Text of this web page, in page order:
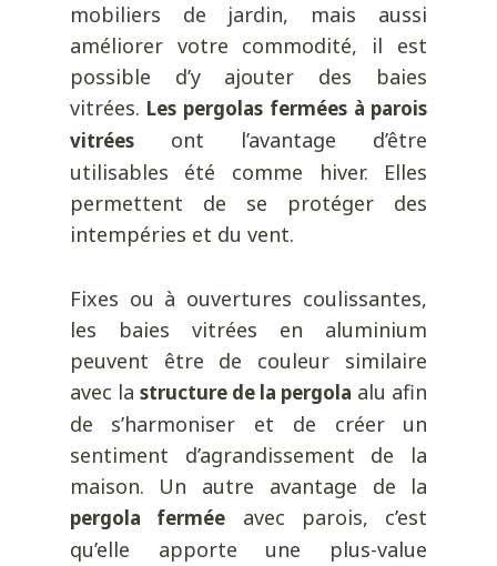
mobiliers de jardin, mais aussi
améliorer votre commodité, il est
possible d’y ajouter des baies
vitrées. Les pergolas fermées à parois
vitréesont l’avantage d’être
utilisables été comme hiver. Elles
permettent de se protéger des
intempéries et du vent.
Fixes ou à ouvertures coulissantes,
les baies vitrées en aluminium
peuvent être de couleur similaire
avec la structure de la pergola alu afin
de s’harmoniser et de créer un
sentiment d’agrandissement de la
maison. Un autre avantage de la
pergola fermée avec parois, c’est
qu’elle apporte une plus-value